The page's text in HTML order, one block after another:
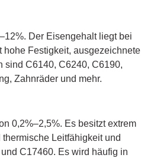
Der Eisengehalt liegt bei
Festigkeit, ausgezeichnete
sind C6140, C6240, C6190,
Zahnräder und mehr.
0,2%–2,5%. Es besitzt extrem
Leitfähigkeit und
C17460. Es wird häufig in